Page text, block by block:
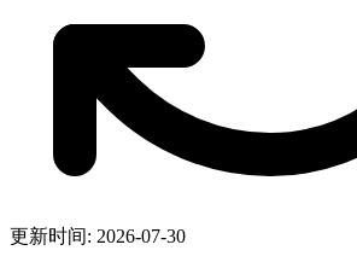
更新时间: 2026-07-30